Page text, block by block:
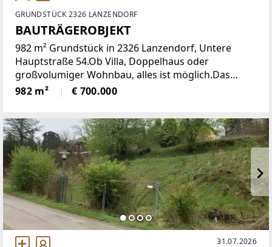
GRUNDSTÜCK 2326 LANZENDORF
BAUTRÄGEROBJEKT
982 m² Grundstück in 2326 Lanzendorf, Untere
Hauptstraße 54.Ob Villa, Doppelhaus oder
großvolumiger Wohnbau, alles ist möglich.Das
Grundstück wurde vom Eigentümer vom Altbestand
an Gebäuden geräumt. Im hinteren Bereich befindet
982 m² € 700.000
31.07.2026